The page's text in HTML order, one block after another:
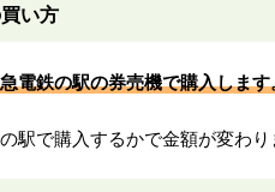
い方
電鉄の駅の券売機で購入します
駅で購入するかで金額が変わり